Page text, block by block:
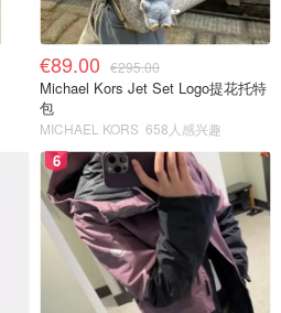
€89.00 €295.00
Michael Kors Jet Set Logo提花托特
包
MICHAEL KORS 658人感兴趣
6